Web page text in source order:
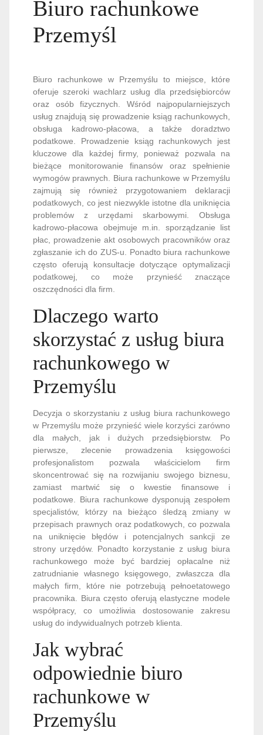
Biuro rachunkowe
Przemyśl
Biuro rachunkowe w Przemyślu to miejsce, które
oferuje szeroki wachlarz usług dla przedsiębiorców
oraz osób fizycznych. Wśród najpopularniejszych
usług znajdują się prowadzenie ksiąg rachunkowych,
obsługa kadrowo-płacowa, a także doradztwo
podatkowe. Prowadzenie ksiąg rachunkowych jest
kluczowe dla każdej firmy, ponieważ pozwala na
bieżące monitorowanie finansów oraz spełnienie
wymogów prawnych. Biura rachunkowe w Przemyślu
zajmują się również przygotowaniem deklaracji
podatkowych, co jest niezwykle istotne dla uniknięcia
problemów z urzędami skarbowymi. Obsługa
kadrowo-płacowa obejmuje m.in. sporządzanie list
płac, prowadzenie akt osobowych pracowników oraz
zgłaszanie ich do ZUS-u. Ponadto biura rachunkowe
często oferują konsultacje dotyczące optymalizacji
podatkowej, co może przynieść znaczące
oszczędności dla firm.
Dlaczego warto
skorzystać z usług biura
rachunkowego w
Przemyślu
Decyzja o skorzystaniu z usług biura rachunkowego
w Przemyślu może przynieść wiele korzyści zarówno
dla małych, jak i dużych przedsiębiorstw. Po
pierwsze, zlecenie prowadzenia księgowości
profesjonalistom pozwala właścicielom firm
skoncentrować się na rozwijaniu swojego biznesu,
zamiast martwić się o kwestie finansowe i
podatkowe. Biura rachunkowe dysponują zespołem
specjalistów, którzy na bieżąco śledzą zmiany w
przepisach prawnych oraz podatkowych, co pozwala
na uniknięcie błędów i potencjalnych sankcji ze
strony urzędów. Ponadto korzystanie z usług biura
rachunkowego może być bardziej opłacalne niż
zatrudnianie własnego księgowego, zwłaszcza dla
małych firm, które nie potrzebują pełnoetatowego
pracownika. Biura często oferują elastyczne modele
współpracy, co umożliwia dostosowanie zakresu
usług do indywidualnych potrzeb klienta.
Jak wybrać
odpowiednie biuro
rachunkowe w
Przemyślu